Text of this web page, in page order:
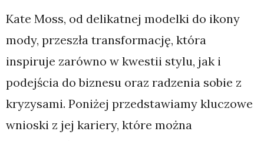
Kate Moss, od delikatnej modelki do ikony
mody, przeszła transformację, która
inspiruje zarówno w kwestii stylu, jak i
podejścia do biznesu oraz radzenia sobie z
kryzysami. Poniżej przedstawiamy kluczowe
wnioski z jej kariery, które można